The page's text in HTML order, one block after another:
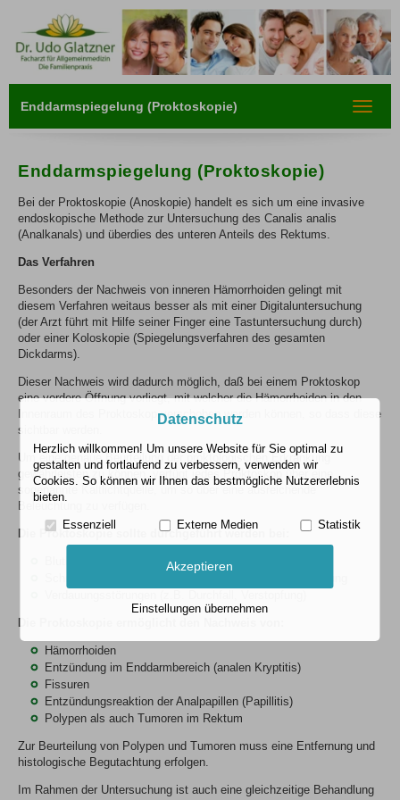
Enddarmspiegelung (Proktoskopie)
Toggle
Enddarmspiegelung (Proktoskopie)
Bei der Proktoskopie (Anoskopie) handelt es sich um eine invasive
endoskopische Methode zur Untersuchung des Canalis analis
(Analkanals) und überdies des unteren Anteils des Rektums.
Das Verfahren
Besonders der Nachweis von inneren Hämorrhoiden gelingt mit
diesem Verfahren weitaus besser als mit einer Digitaluntersuchung
(der Arzt führt mit Hilfe seiner Finger eine Tastuntersuchung durch)
oder einer Koloskopie (Spiegelungsverfahren des gesamten
Dickdarms).
Dieser Nachweis wird dadurch möglich, daß bei einem Proktoskop
eine vordere Öffnung vorliegt, mit welcher die Hämorrhoiden in den
Innenraum des Proktoskop verschoben werden können, so dass diese
sichtbar werden.
Um eine genaue Beurteilung der proktologischen Erkrankung
gewährleisten zu können, verfügt jedes Proktoskop über eine
sogenannte Kaltlichtquelle, um so über eine ausreichende
Beleuchtung zu verfügen.
Die Proktoskopie sollte durchgeführt werden bei:
Blutbeimengung im Stuhl
Hämorrhoiden
Entzündung im Enddarmbereich (analen Kryptitis)
Fissuren
Entzündungsreaktion der Analpapillen (Papillitis)
Polypen als auch Tumoren im Rektum
Zur Beurteilung von Polypen und Tumoren muss eine Entfernung und
histologische Begutachtung erfolgen.
Im Rahmen der Untersuchung ist auch eine gleichzeitige Behandlung
Datenschutz
Herzlich willkommen! Um unsere Website für Sie optimal zu
gestalten und fortlaufend zu verbessern, verwenden wir
Cookies. So können wir Ihnen das bestmögliche Nutzererlebnis
bieten.
Essenziell Externe Medien Statistik
Akzeptieren
Einstellungen übernehmen